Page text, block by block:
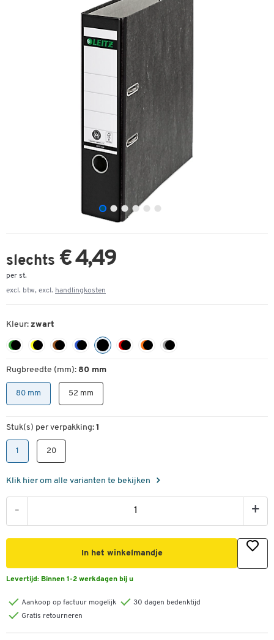
slechts € 4,49
per st.
excl. btw, excl. handlingkosten
Kleur: zwart
Rugbreedte (mm): 80 mm
80 mm 52 mm
Stuk(s) per verpakking: 1
1 20
Klik hier om alle varianten te bekijken
- +
In het winkelmandje
Levertijd: Binnen 1-2 werkdagen bij u
Aankoop op factuur mogelijk
30 dagen bedenktijd
Gratis retourneren